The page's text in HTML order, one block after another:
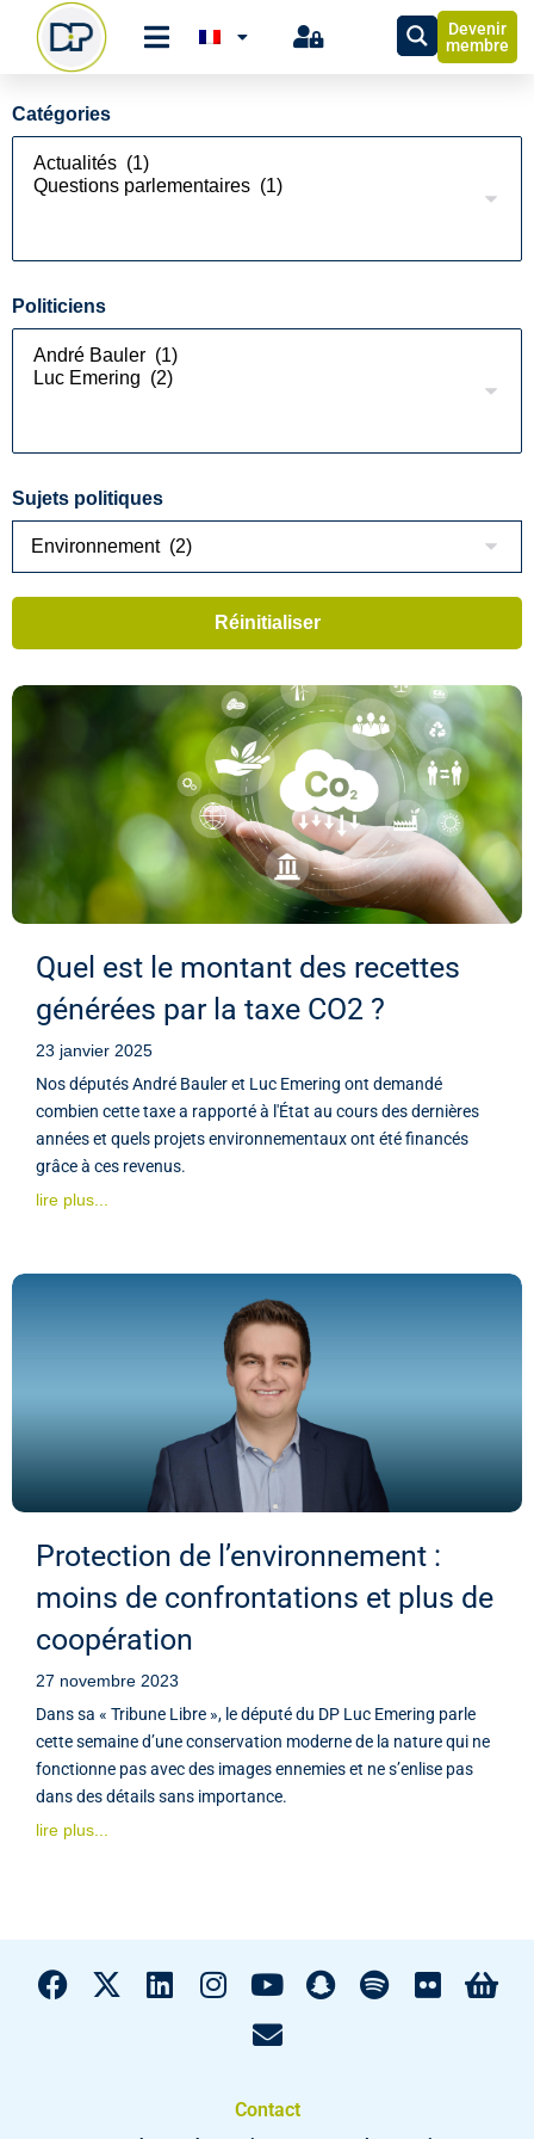
Devenir
membre
Catégories
Politiciens
Sujets politiques
Quel est le montant des recettes
générées par la taxe CO2 ?
23 janvier 2025
Nos députés André Bauler et Luc Emering ont demandé
combien cette taxe a rapporté à l'État au cours des dernières
années et quels projets environnementaux ont été financés
grâce à ces revenus.
lire plus...
Protection de l’environnement :
moins de confrontations et plus de
coopération
27 novembre 2023
Dans sa « Tribune Libre », le député du DP Luc Emering parle
cette semaine d’une conservation moderne de la nature qui ne
fonctionne pas avec des images ennemies et ne s’enlise pas
dans des détails sans importance.
lire plus...
Contact